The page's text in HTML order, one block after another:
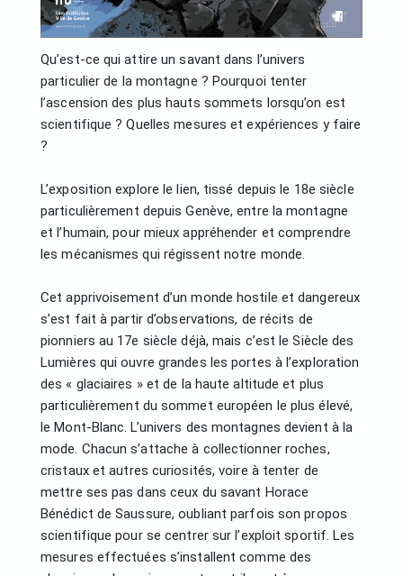
Qu’est-ce qui attire un savant dans l’univers
particulier de la montagne ? Pourquoi tenter
l’ascension des plus hauts sommets lorsqu’on est
scientifique ? Quelles mesures et expériences y faire
?
L’exposition explore le lien, tissé depuis le 18e siècle
particulièrement depuis Genève, entre la montagne
et l’humain, pour mieux appréhender et comprendre
les mécanismes qui régissent notre monde.
Cet apprivoisement d’un monde hostile et dangereux
s’est fait à partir d’observations, de récits de
pionniers au 17e siècle déjà, mais c’est le Siècle des
Lumières qui ouvre grandes les portes à l’exploration
des « glaciaires » et de la haute altitude et plus
particulièrement du sommet européen le plus élevé,
le Mont-Blanc. L’univers des montagnes devient à la
mode. Chacun s’attache à collectionner roches,
cristaux et autres curiosités, voire à tenter de
mettre ses pas dans ceux du savant Horace
Bénédict de Saussure, oubliant parfois son propos
scientifique pour se centrer sur l’exploit sportif. Les
mesures effectuées s’installent comme des